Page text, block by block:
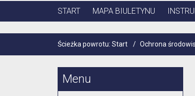
Menu główne
START MAPA BIULETYNU
Ścieżka powrotu: Start / Ochrona
Menu